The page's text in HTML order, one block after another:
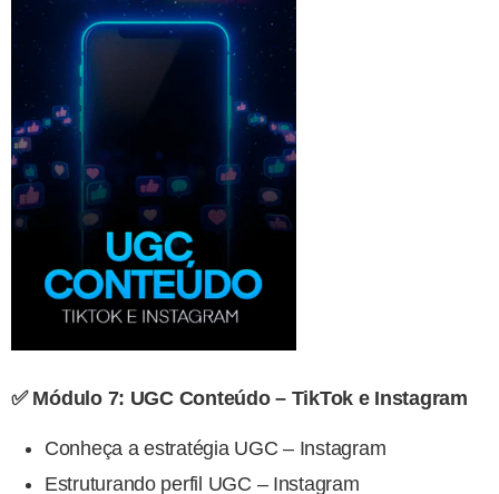
✅ Módulo 7: UGC Conteúdo – TikTok e Instagram
Conheça a estratégia UGC – Instagram
Estruturando perfil UGC – Instagram